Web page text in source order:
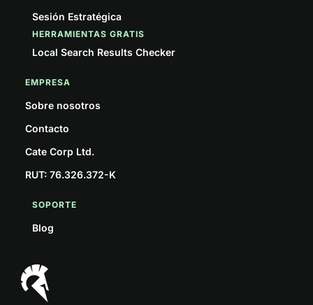
Sesión Estratégica
HERRAMIENTAS GRATIS
Local Search Results Checker
EMPRESA
Sobre nosotros
Contacto
Cate Corp Ltd.
RUT: 76.326.372-K
SOPORTE
Blog